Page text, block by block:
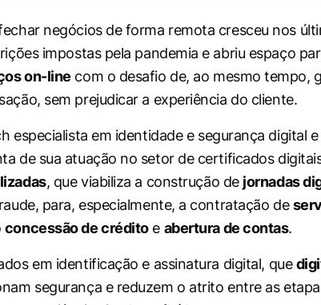
negócios de forma remota cresceu nos
impostas pela pandemia e abriu espaço
on-line com o desafio de, ao mesmo tempo,
sem prejudicar a experiência do cliente.
especialista em identidade e segurança digital
de sua atuação no setor de certificados
, que viabiliza a construção de jornadas
para, especialmente, a contratação de
concessão de créditoe abertura de contas.
em identificação e assinatura digital, que
segurança e reduzem o atrito entre as